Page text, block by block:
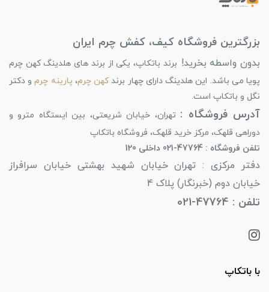
بزرگترین فروشگاه کیف، کفش چرم ایران
بدون واسطه بخرید! برند باتکاپ، یکی از برند های هلدینگ کهن چرم
پویا می باشد. این هلدینگ دارای چهار برندکهن چرم، پارینه چرمو دکتر
نگل و باتکاپ است.
آدرس فروشگاه : تهران، خیابان شریعتی، بین ایستگاه مترو و
دوراهی قلهک، مرکز خرید قلهک، فروشگاه باتکاپ
تلفن فروشگاه : 47764-021 داخلی 120
دفتر مرکزی : تهران خیابان شهید بهشتی خیابان سرافراز
خیابان دوم (خبرنگار) پلاک 4
تلفن : 47764-021
با باتکاپ